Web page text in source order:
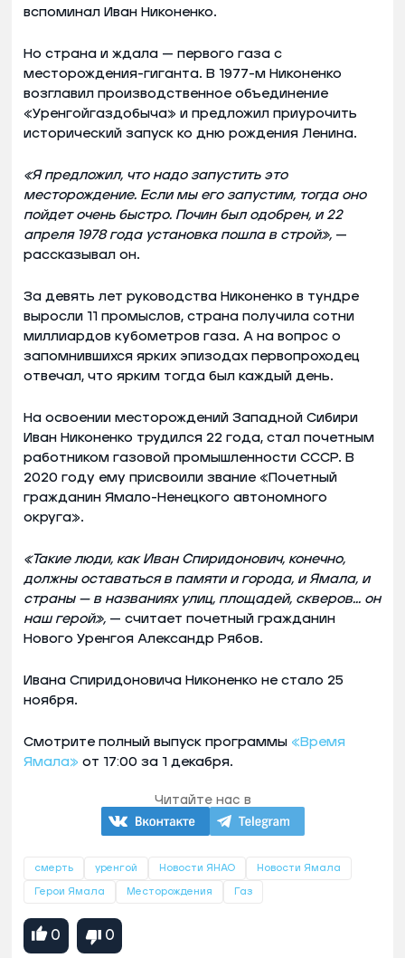
вспоминал Иван Никоненко.
Но страна и ждала — первого газа с
месторождения-гиганта. В 1977-м Никоненко
возглавил производственное объединение
«Уренгойгаздобыча» и предложил приурочить
исторический запуск ко дню рождения Ленина.
«Я предложил, что надо запустить это
месторождение. Если мы его запустим, тогда оно
пойдет очень быстро. Почин был одобрен, и 22
апреля 1978 года установка пошла в строй», —
рассказывал он.
За девять лет руководства Никоненко в тундре
выросли 11 промыслов, страна получила сотни
миллиардов кубометров газа. А на вопрос о
запомнившихся ярких эпизодах первопроходец
отвечал, что ярким тогда был каждый день.
На освоении месторождений Западной Сибири
Иван Никоненко трудился 22 года, стал почетным
работником газовой промышленности СССР. В
2020 году ему присвоили звание «Почетный
гражданин Ямало-Ненецкого автономного
округа».
«Такие люди, как Иван Спиридонович, конечно,
должны оставаться в памяти и города, и Ямала, и
страны — в названиях улиц, площадей, скверов… он
наш герой», — считает почетный гражданин
Нового Уренгоя Александр Рябов.
Ивана Спиридоновича Никоненко не стало 25
ноября.
Смотрите полный выпуск программы «Время
Ямала» от 17:00 за 1 декабря.
Читайте нас в
смерть уренгой Новости ЯНАО Новости Ямала
Герои Ямала Месторождения Газ
0 0